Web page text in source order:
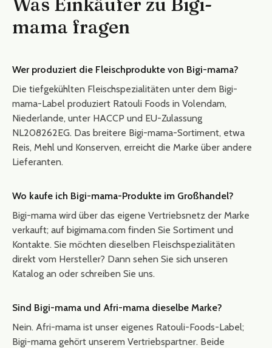
Was Einkäufer zu Bigi-
mama fragen
Wer produziert die Fleischprodukte von Bigi-mama?
Die tiefgekühlten Fleischspezialitäten unter dem Bigi-
mama-Label produziert Ratouli Foods in Volendam,
Niederlande, unter HACCP und EU-Zulassung
NL208262EG. Das breitere Bigi-mama-Sortiment, etwa
Reis, Mehl und Konserven, erreicht die Marke über andere
Lieferanten.
Wo kaufe ich Bigi-mama-Produkte im Großhandel?
Bigi-mama wird über das eigene Vertriebsnetz der Marke
verkauft; auf bigimama.com finden Sie Sortiment und
Kontakte. Sie möchten dieselben Fleischspezialitäten
direkt vom Hersteller? Dann sehen Sie sich unseren
Katalog an oder schreiben Sie uns.
Sind Bigi-mama und Afri-mama dieselbe Marke?
Nein. Afri-mama ist unser eigenes Ratouli-Foods-Label;
Bigi-mama gehört unserem Vertriebspartner. Beide